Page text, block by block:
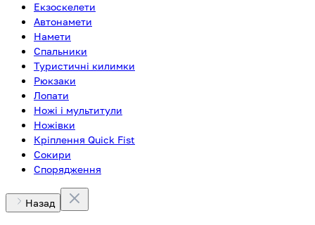
Екзоскелети
Автонамети
Намети
Спальники
Туристичні килимки
Рюкзаки
Лопати
Ножі і мультитули
Ножівки
Кріплення Quick Fist
Сокири
Спорядження
Назад